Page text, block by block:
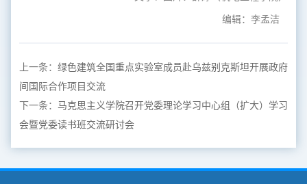
编辑：李孟洁
上一条： 绿色建筑全国重点实验室成员赴乌兹别克斯坦开展政府
间国际合作项目交流
下一条： 马克思主义学院召开党委理论学习中心组（扩大）学习
会暨党委读书班交流研讨会